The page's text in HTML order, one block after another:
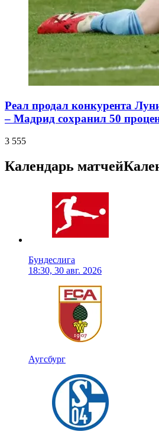
Реал продал конкурента
– Мадрид сохранил 50
3 555
Календарь матчей
Бундеслига
18:30, 30 авг. 2026
Аугсбург